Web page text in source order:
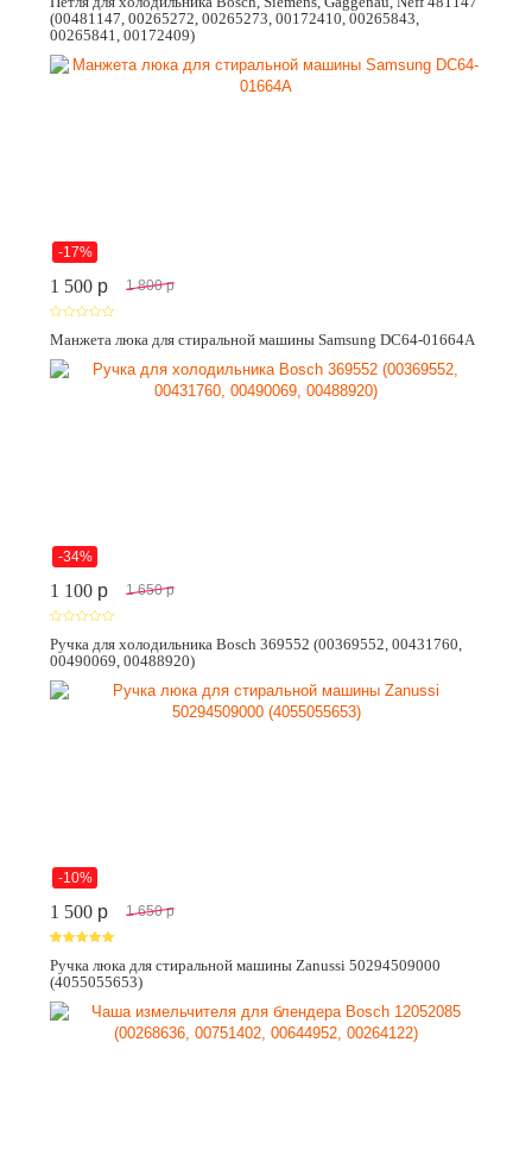
(00481147, 00265272, 00265273, 00172410, 00265843,
00265841, 00172409)
-17%
1 500 p 1 800 p
Манжета люка для стиральной машины Samsung DC64-01664A
-34%
1 100 p 1 650 p
Ручка для холодильника Bosch 369552 (00369552, 00431760,
00490069, 00488920)
-10%
1 500 p 1 650 p
Ручка люка для стиральной машины Zanussi 50294509000
(4055055653)